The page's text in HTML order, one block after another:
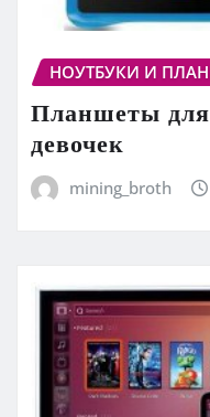
НОУТБУКИ И
Планшеты
девочек
mining_broth